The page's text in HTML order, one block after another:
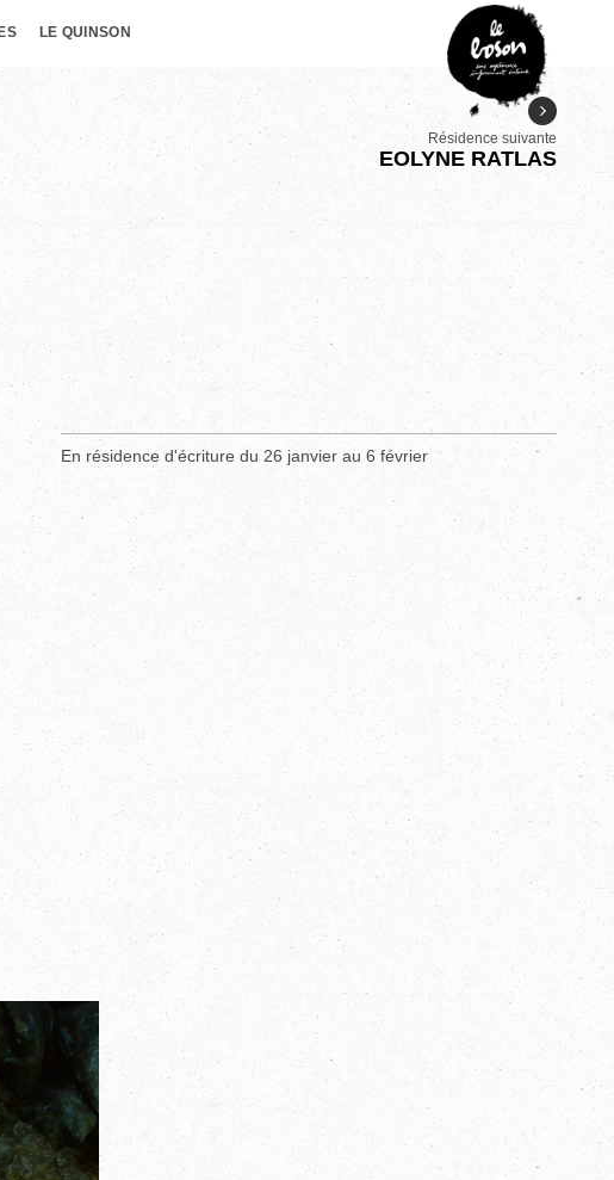
LE QUINSON
Résidence suivante
EOLYNE RATLAS
En résidence d'écriture du 26 janvier au 6 février